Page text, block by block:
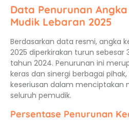
Data Penurunan
Mudik Lebaran 2025
Berdasarkan data resmi, angka
2025 diperkirakan turun sebesar
tahun 2024. Penurunan ini
keras dan sinergi berbagai
keseriusan dalam menciptakan
seluruh pemudik.
Persentase Penurunan